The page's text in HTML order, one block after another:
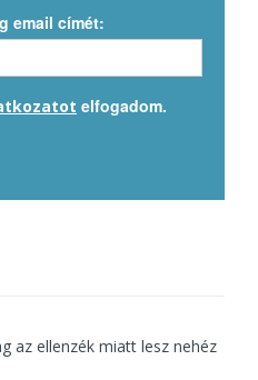
email címét:
elfogadom.
az ellenzék miatt lesz nehéz